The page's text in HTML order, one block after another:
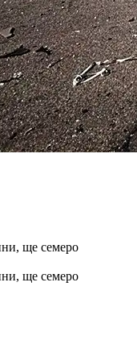
ще семеро
ще семеро